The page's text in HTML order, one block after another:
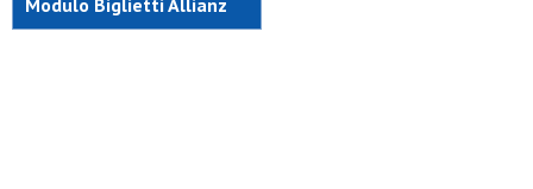
Modulo Biglietti Allianz